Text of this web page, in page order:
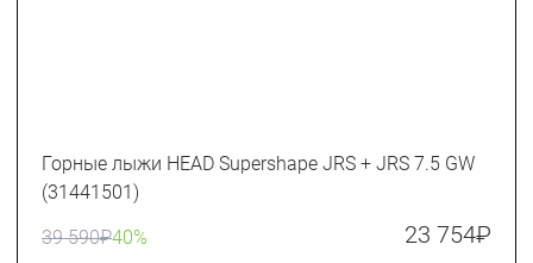
Горные лыжи HEAD Supershape JRS + JRS 7.5 GW
(31441501)
39 590₽40% 23 754₽